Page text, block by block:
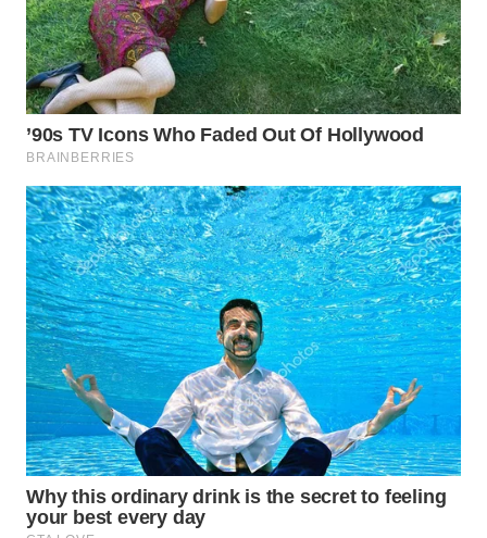
WN
SEMARANG
WN
SOLO
BOROBUDUR
WN
MADURA
WN
SURABAYA
WN
NATUNA
WN
BINTAN